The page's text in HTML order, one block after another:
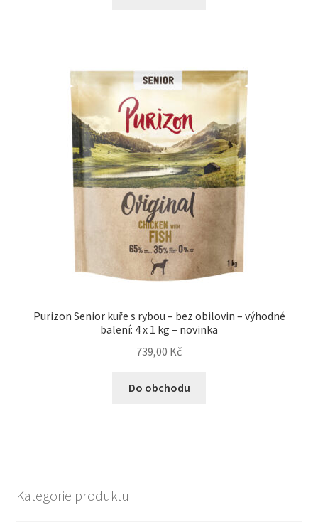
Purizon Senior kuře s rybou – bez obilovin – výhodné
balení: 4 x 1 kg – novinka
739,00 Kč
Do obchodu
Kategorie produktu